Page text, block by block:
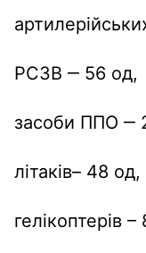
РСЗВ ‒ 56 од,
засоби ППО ‒
літаків– 48 од,
гелікоптерів